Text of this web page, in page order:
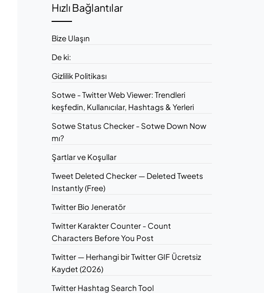
Hızlı Bağlantılar
Bize Ulaşın
De ki:
Gizlilik Politikası
Sotwe - Twitter Web Viewer: Trendleri
keşfedin, Kullanıcılar, Hashtags & Yerleri
Sotwe Status Checker - Sotwe Down Now
mı?
Şartlar ve Koşullar
Tweet Deleted Checker — Deleted Tweets
Instantly (Free)
Twitter Bio Jeneratör
Twitter Karakter Counter - Count
Characters Before You Post
Twitter — Herhangi bir Twitter GIF Ücretsiz
Kaydet (2026)
Twitter Hashtag Search Tool